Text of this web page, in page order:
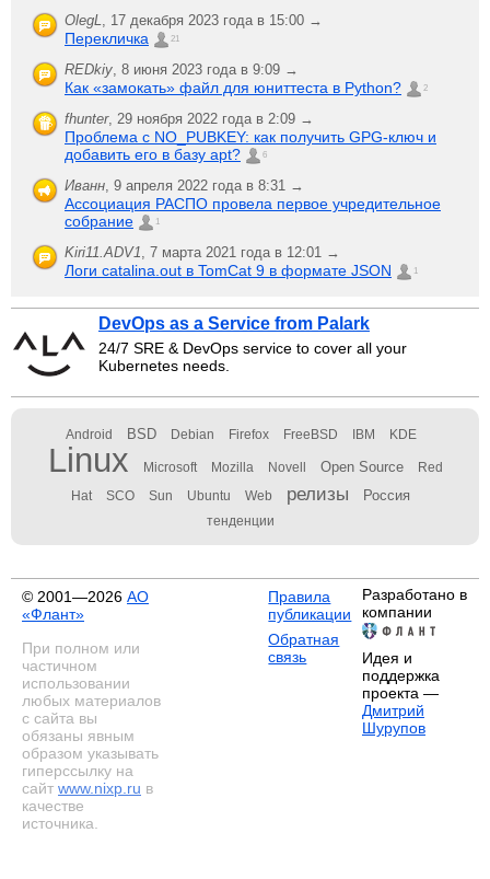
OlegL, 17 декабря 2023 года в 15:00 →
Перекличка 21
REDkiy, 8 июня 2023 года в 9:09 →
Как «замокать» файл для юниттеста в Python? 2
fhunter, 29 ноября 2022 года в 2:09 →
Проблема с NO_PUBKEY: как получить GPG-ключ и
добавить его в базу apt?
6
Иванн, 9 апреля 2022 года в 8:31 →
Ассоциация РАСПО провела первое учредительное
собрание
1
Kiri11.ADV1, 7 марта 2021 года в 12:01 →
Логи catalina.out в TomCat 9 в формате JSON 1
DevOps as a Service from Palark
24/7 SRE & DevOps service to cover all your
Kubernetes needs.
Android BSD Debian Firefox FreeBSD IBM KDE
Linux Microsoft Mozilla Novell Open Source Red
Hat SCO Sun Ubuntu Web релизы Россия
тенденции
© 2001—2026 АО
«Флант»
При полном или
частичном
использовании
любых материалов
с сайта вы
обязаны явным
образом указывать
гиперссылку на
сайт www.nixp.ru в
качестве
источника.
Правила
публикации
Обратная
связь
Разработано в
компании
Идея и
поддержка
проекта —
Дмитрий
Шурупов